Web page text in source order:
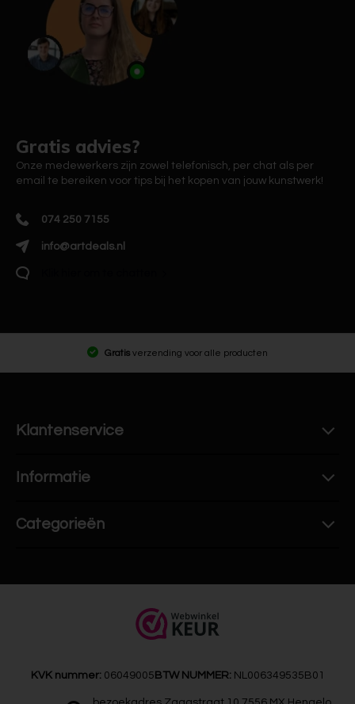
Gratis advies?
Onze medewerkers zijn zowel telefonisch, per chat als per
email te bereiken voor tips bij het kopen van jouw kunstwerk!
074 250 7155
info@artdeals.nl
Gratis verzending voor alle producten
Klantenservice
Informatie
Categorieën
KVK nummer:06049005 BTW NUMMER:NL006349535B01